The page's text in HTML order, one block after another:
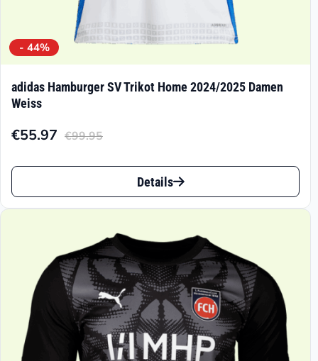
- 44%
adidas Hamburger SV Trikot Home 2024/2025 Damen
Weiss
€99.95
Ursprünglicher
Preis
€99.95
€55.97
Aktueller
Preis
€55.97.
Dieses
Produkt
Varianten
auf.
Die
Optionen
Details